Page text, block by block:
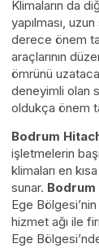
Klimaların da
yapılması,
derece önem
araçlarının
ömrünü
deneyimli olan
oldukça önem
Bodrum
işletmelerin
klimaları en
sunar.
Ege
hizmet ağı ile
Ege